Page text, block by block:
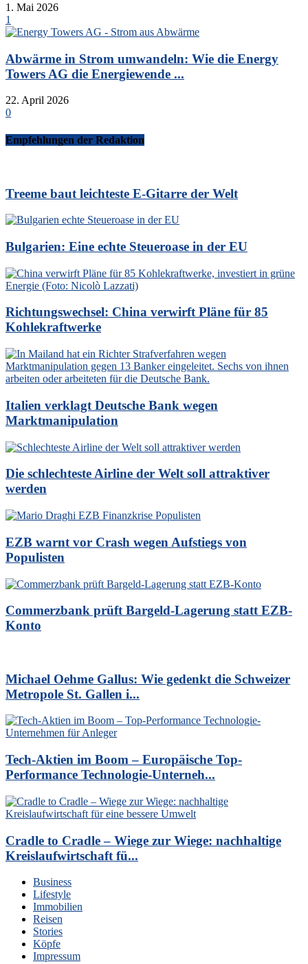
1. Mai 2026
1
Abwärme in Strom umwandeln: Wie die Energy
Towers AG die Energiewende ...
22. April 2026
0
Empfehlungen der Redaktion
Treeme baut leichteste E-Gitarre der Welt
Bulgarien: Eine echte Steueroase in der EU
Richtungswechsel: China verwirft Pläne für 85
Kohlekraftwerke
Italien verklagt Deutsche Bank wegen
Marktmanipulation
Die schlechteste Airline der Welt soll attraktiver
werden
EZB warnt vor Crash wegen Aufstiegs von
Populisten
Commerzbank prüft Bargeld-Lagerung statt EZB-
Konto
Michael Oehme Gallus: Wie gedenkt die Schweizer
Metropole St. Gallen i...
Tech-Aktien im Boom – Europäische Top-
Performance Technologie-Unterneh...
Cradle to Cradle – Wiege zur Wiege: nachhaltige
Kreislaufwirtschaft fü...
Business
Lifestyle
Immobilien
Reisen
Stories
Köpfe
Impressum